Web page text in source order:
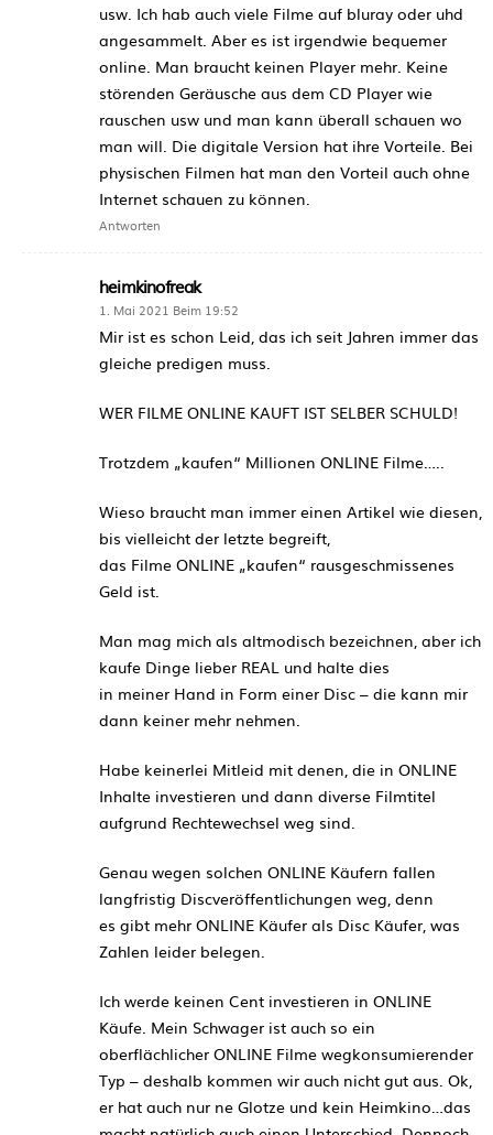
usw. Ich hab auch viele Filme auf bluray oder uhd
angesammelt. Aber es ist irgendwie bequemer
online. Man braucht keinen Player mehr. Keine
störenden Geräusche aus dem CD Player wie
rauschen usw und man kann überall schauen wo
man will. Die digitale Version hat ihre Vorteile. Bei
physischen Filmen hat man den Vorteil auch ohne
Internet schauen zu können.
Antworten
heimkinofreak
1. Mai 2021 Beim 19:52
Mir ist es schon Leid, das ich seit Jahren immer das
gleiche predigen muss.
WER FILME ONLINE KAUFT IST SELBER SCHULD!
Trotzdem „kaufen“ Millionen ONLINE Filme…..
Wieso braucht man immer einen Artikel wie diesen,
bis vielleicht der letzte begreift,
das Filme ONLINE „kaufen“ rausgeschmissenes
Geld ist.
Man mag mich als altmodisch bezeichnen, aber ich
kaufe Dinge lieber REAL und halte dies
in meiner Hand in Form einer Disc – die kann mir
dann keiner mehr nehmen.
Habe keinerlei Mitleid mit denen, die in ONLINE
Inhalte investieren und dann diverse Filmtitel
aufgrund Rechtewechsel weg sind.
Genau wegen solchen ONLINE Käufern fallen
langfristig Discveröffentlichungen weg, denn
es gibt mehr ONLINE Käufer als Disc Käufer, was
Zahlen leider belegen.
Ich werde keinen Cent investieren in ONLINE
Käufe. Mein Schwager ist auch so ein
oberflächlicher ONLINE Filme wegkonsumierender
Typ – deshalb kommen wir auch nicht gut aus. Ok,
er hat auch nur ne Glotze und kein Heimkino…das